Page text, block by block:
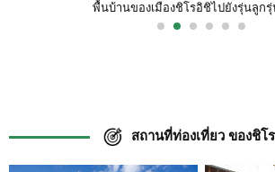
พื้นบ้านของเมืองชิโรอิชิไปยังรุ่นลูก
สถานที่ท่องเที่ยว ของชิโ